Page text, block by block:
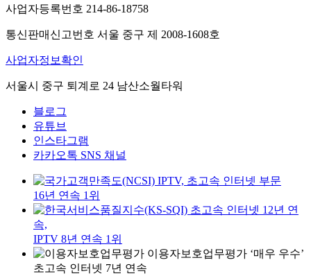
사업자등록번호 214-86-18758
통신판매신고번호 서울 중구 제 2008-1608호
사업자정보확인
서울시 중구 퇴계로 24 남산소월타워
블로그
유튜브
인스타그램
카카오톡 SNS 채널
IPTV, 초고속 인터넷 부문
16년 연속 1위
초고속 인터넷 12년 연
속,
IPTV 8년 연속 1위
이용자보호업무평가 ‘매우 우수’
초고속 인터넷 7년 연속